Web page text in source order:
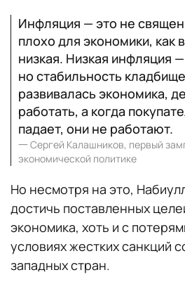
Инфляция — это не
плохо для экономики, как
низкая. Низкая инфляция
но стабильность
развивалась экономика,
работать, а когда
падает, они не работают.
一 Сергей Калашников, первый
экономической политике
Но несмотря на это,
достичь поставленных
экономика, хоть и с
условиях жестких санкций
западных стран.